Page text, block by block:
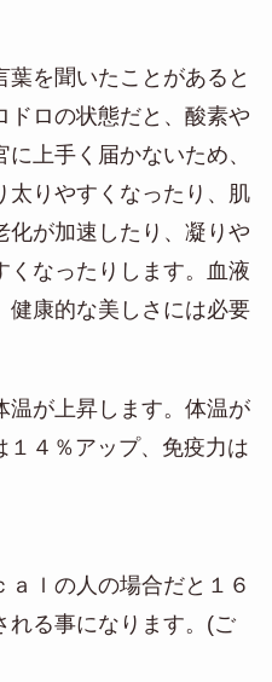
葉を聞いたことがあると
ドロの状態だと、酸素や
上手く届かないため、
太りやすくなったり、肌
化が加速したり、凝りや
くなったりします。血液
健康的な美しさには必要
温が上昇します。体温が
４％アップ、免疫力は
ｌの人の場合だと１６
れる事になります。(ご